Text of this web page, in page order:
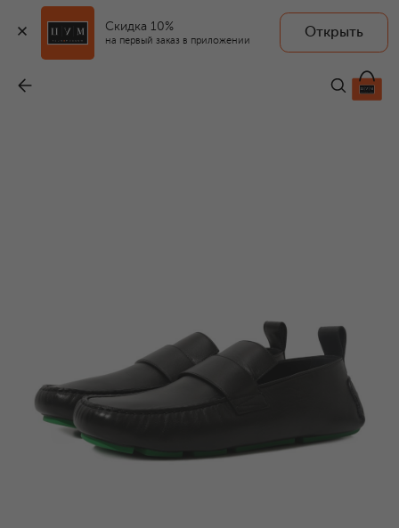
Скидка 10%
на первый заказ в приложении
Открыть
59 950 ₽